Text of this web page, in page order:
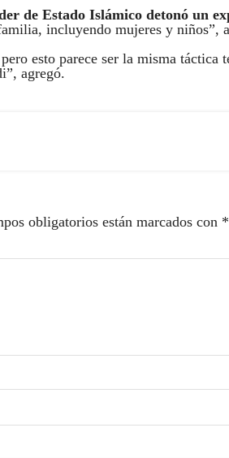
de Estado Islámico detonó un
incluyendo mujeres y niños”,
esto parece ser la misma táctica
agregó.
obligatorios están marcados con *